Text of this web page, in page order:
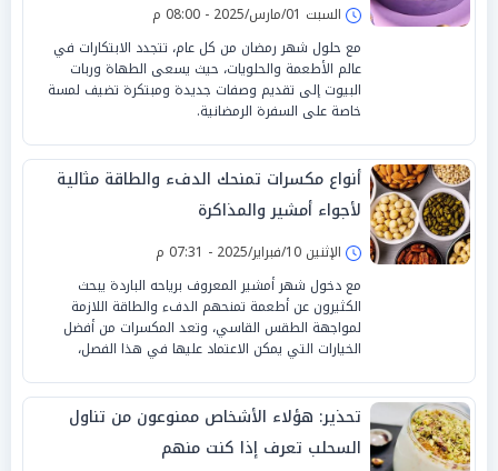
السبت 01/مارس/2025 - 08:00 م
مع حلول شهر رمضان من كل عام، تتجدد الابتكارات في
عالم الأطعمة والحلويات، حيث يسعى الطهاة وربات
البيوت إلى تقديم وصفات جديدة ومبتكرة تضيف لمسة
خاصة على السفرة الرمضانية.
أنواع مكسرات تمنحك الدفء والطاقة مثالية
لأجواء أمشير والمذاكرة
الإثنين 10/فبراير/2025 - 07:31 م
مع دخول شهر أمشير المعروف برياحه الباردة يبحث
الكثيرون عن أطعمة تمنحهم الدفء والطاقة اللازمة
لمواجهة الطقس القاسي، وتعد المكسرات من أفضل
الخيارات التي يمكن الاعتماد عليها في هذا الفصل،
تحذير: هؤلاء الأشخاص ممنوعون من تناول
السحلب تعرف إذا كنت منهم